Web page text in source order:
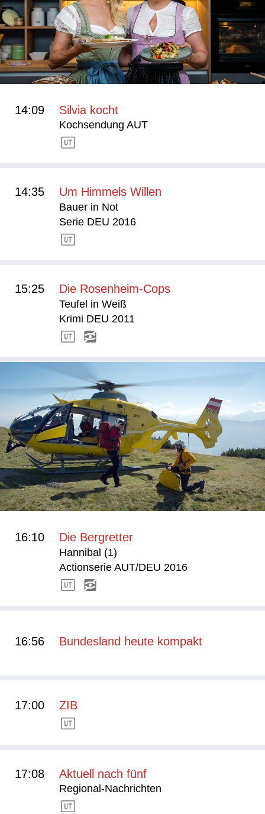
14:09 Silvia kocht
Kochsendung AUT
14:35 Um Himmels Willen
Bauer in Not
Serie DEU 2016
15:25 Die Rosenheim-Cops
Teufel in Weiß
Krimi DEU 2011
16:10 Die Bergretter
Hannibal (1)
Actionserie AUT/DEU 2016
16:56 Bundesland heute kompakt
17:00 ZIB
17:08 Aktuell nach fünf
Regional-Nachrichten